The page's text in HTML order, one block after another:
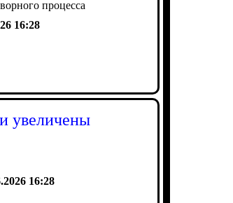
процесса
16:28
увеличены
16:28